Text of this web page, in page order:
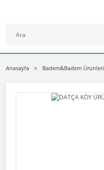
Anasayfa Badem&Badem Ürünleri